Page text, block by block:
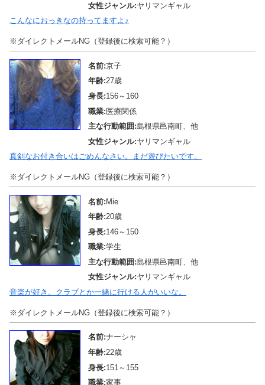
女性ジャンル:ヤリマンギャル
こんなにおっきなの持ってますよ♪
※ダイレクトメールNG（登録後に検索可能？）
名前:京子
年齢:27歳
身長:156～160
職業:医療関係
主な行動範囲:島根県邑南町、他
女性ジャンル:ヤリマンギャル
真剣なお付き合いはごめんなさい。まだ遊びたいです。
※ダイレクトメールNG（登録後に検索可能？）
名前:Mie
年齢:20歳
身長:146～150
職業:学生
主な行動範囲:島根県邑南町、他
女性ジャンル:ヤリマンギャル
音楽が好き。クラブとか一緒に行ける人がいいな。
※ダイレクトメールNG（登録後に検索可能？）
名前:ナーシャ
年齢:22歳
身長:151～155
職業:家事